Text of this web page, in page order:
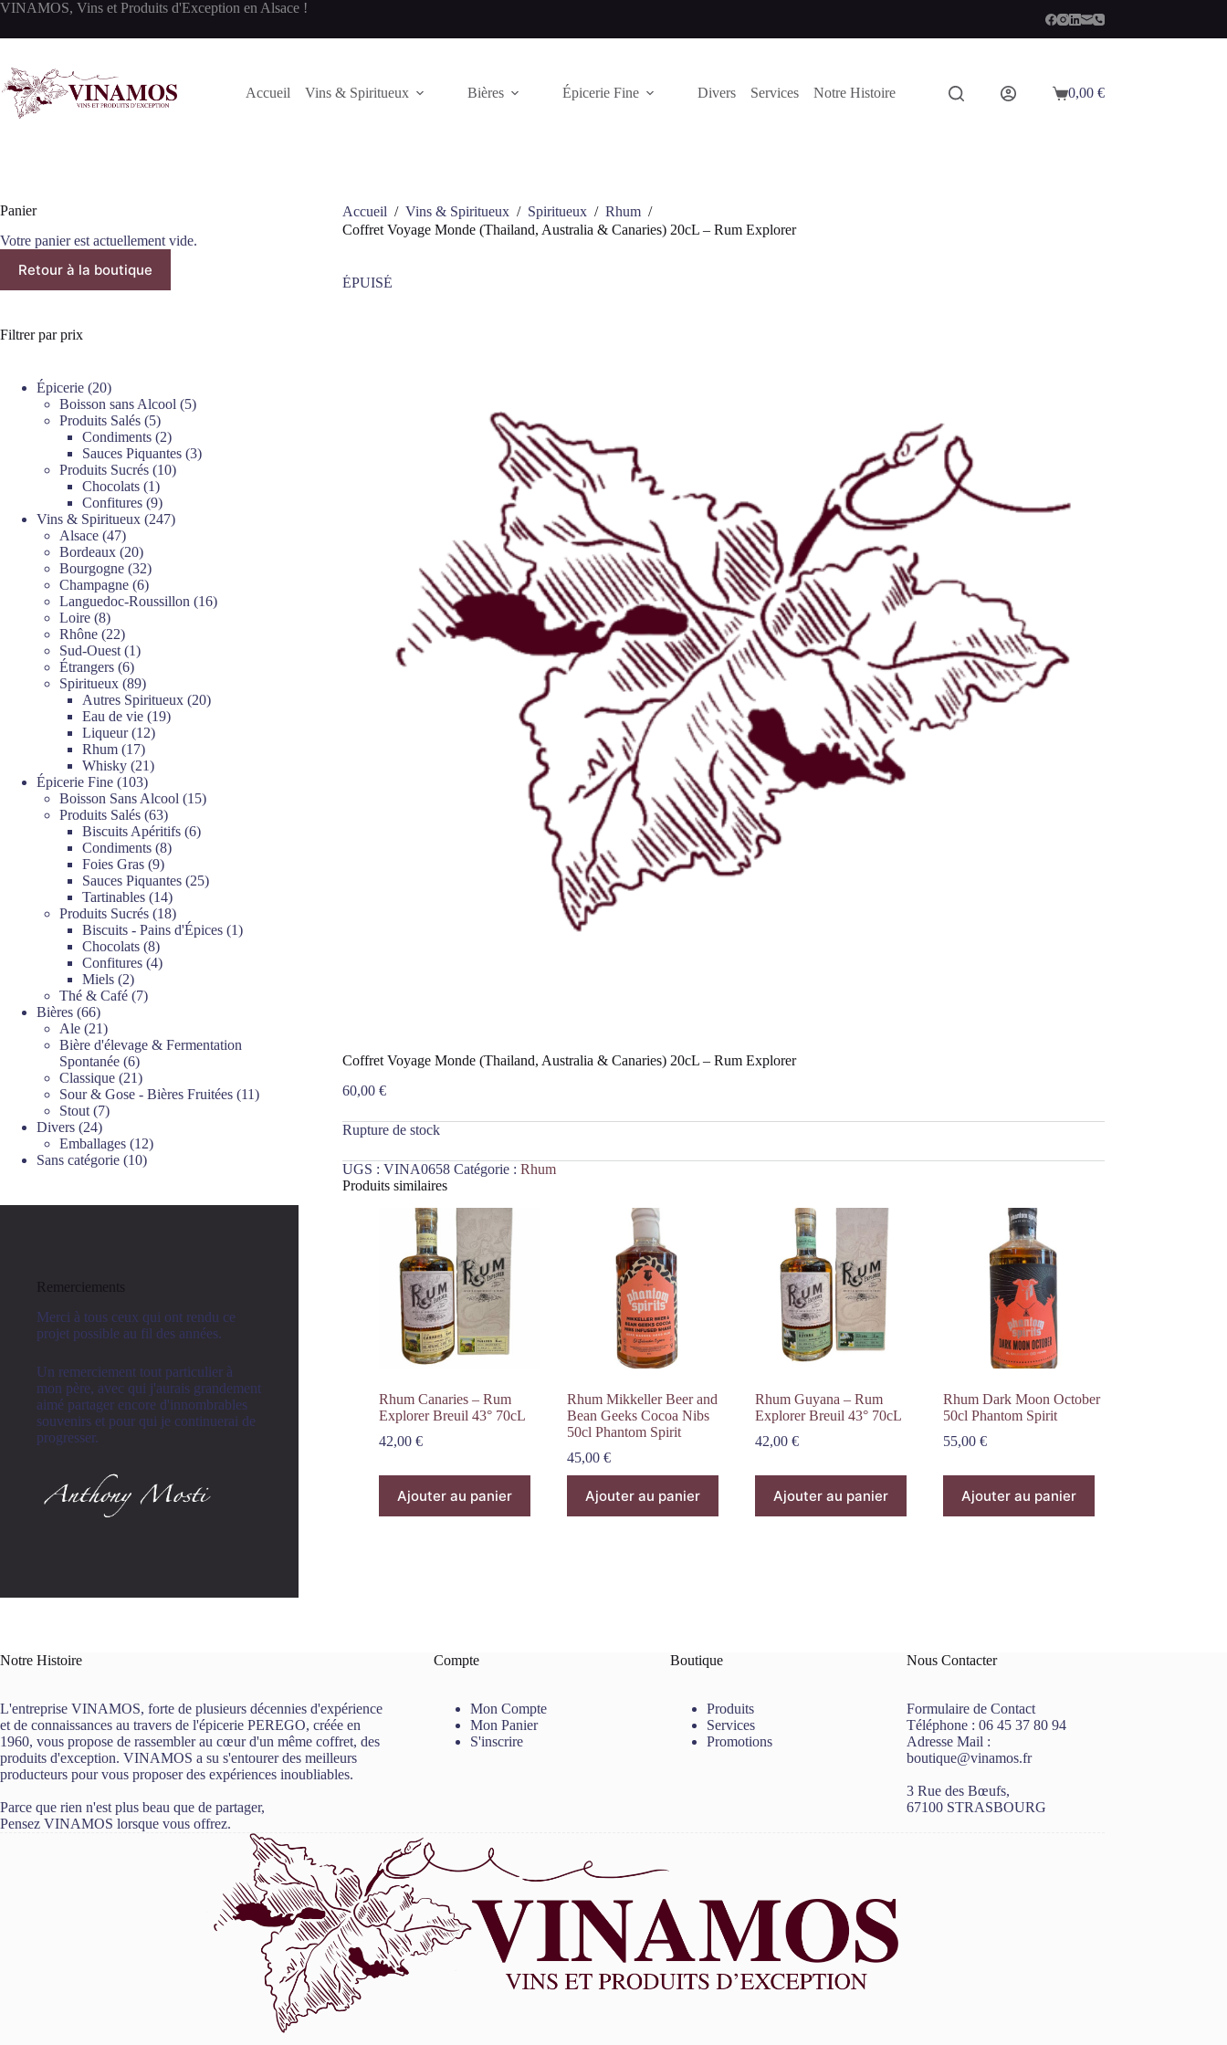
Passer
contenu
VINAMOS, Vins et Produits d'Exception en Alsace !
Accueil Vins & Spiritueux Bières Épicerie Fine Divers Services Notre Histoire
Panier
0,00 €
Accueil / Vins & Spiritueux / Spiritueux / Rhum /
Coffret Voyage Monde (Thailand, Australia & Canaries) 20cL – Rum Explorer
ÉPUISÉ
Coffret Voyage Monde (Thailand, Australia & Canaries) 20cL – Rum Explorer
60,00 €
Rupture de stock
UGS : VINA0658 Catégorie : Rhum
Produits similaires
Rhum Canaries – Rum
Explorer Breuil 43° 70cL
42,00 €
Ajouter au panier
Rhum Mikkeller Beer and
Bean Geeks Cocoa Nibs
50cl Phantom Spirit
45,00€
Ajouter au panier
Rhum Guyana – Rum
Explorer Breuil 43° 70cL
42,00€
Ajouter au panier
Rhum Dark Moon October
50cl Phantom Spirit
55,00€
Ajouter au panier
Panier
Votre panier est actuellement vide.
Retour à la boutique
Filtrer par prix
Épicerie 2020
produits
Boisson sans Alcool 55
Produits Salés 55
produits
Condiments 22
produits
Sauces Piquantes 33
Produits Sucrés 1010
Chocolats 11
produit
Confitures 99
produits
Vins & Spiritueux 247247
Alsace 4747
produits
Bordeaux 2020
produits
Bourgogne 3232
produits
Champagne 66
produits
Languedoc-Roussillon 1616
Loire 88
produits
Rhône 2222
produits
Sud-Ouest 11
Étrangers 66
produits
Spiritueux 8989
produits
Autres Spiritueux 2020
Eau de vie 1919
Liqueur 1212
Rhum 1717
produits
Whisky 2121
Épicerie Fine 103103
produits
Boisson Sans Alcool 1515
Produits Salés 6363
produits
Biscuits Apéritifs 66
Condiments 88
Foies Gras 99
produits
Sauces Piquantes 2525
Tartinables 1414
produits
Produits Sucrés 1818
produits
Biscuits - Pains d'Épices 11
Chocolats 88
produits
Confitures 44
Miels 22
produits
Thé & Café 77
Bières 6666
produits
Ale 2121
produits
Bière d'élevage & Fermentation
Spontanée 66
produits
Classique 2121
produits
Sour & Gose - Bières Fruitées 1111
Stout 77
Divers 2424
produits
Emballages 1212
Sans catégorie 1010
Remerciements
Merci à tous ceux qui ont rendu ce
projet possible au fil des années.
Un remerciement tout particulier à
mon père, avec qui j'aurais grandement
aimé partager encore d'innombrables
souvenirs et pour qui je continuerai de
progresser.
Notre Histoire
L'entreprise VINAMOS, forte de plusieurs décennies d'expérience
et de connaissances au travers de l'épicerie PEREGO, créée en
1960, vous propose de rassembler au cœur d'un même coffret, des
produits d'exception. VINAMOS a su s'entourer des meilleurs
producteurs pour vous proposer des expériences inoubliables.
Parce que rien n'est plus beau que de partager,
Pensez VINAMOS lorsque vous offrez.
Compte
Mon Compte
Mon Panier
S'inscrire
Boutique
Produits
Services
Promotions
Nous Contacter
Formulaire de Contact
Téléphone :06 45 37 80 94
Adresse Mail :
boutique@vinamos.fr
3 Rue des Bœufs,
67100 STRASBOURG